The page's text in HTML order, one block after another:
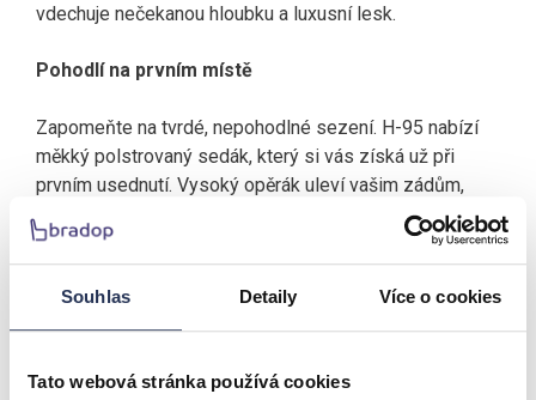
Souhlas Detaily Více o cookies
Tato webová stránka používá cookies
vdechuje nečekanou hloubku a luxusní lesk.
Pohodlí na prvním místě
Zapomeňte na tvrdé, nepohodlné sezení. H-95 nabízí
měkký polstrovaný sedák, který si vás získá už při
prvním usednutí. Vysoký opěrák uleví vašim zádům,
zatímco praktická opěrka na nohy vám pomůže uvolnit
celé tělo – ať už zrovna snídáte, relaxujete s kávou
nebo pořádáte večírek.
Přizpůsobí se vám na míru – během vteřiny
Každý z nás je jiný. Proto je barová židle H95 vybavena